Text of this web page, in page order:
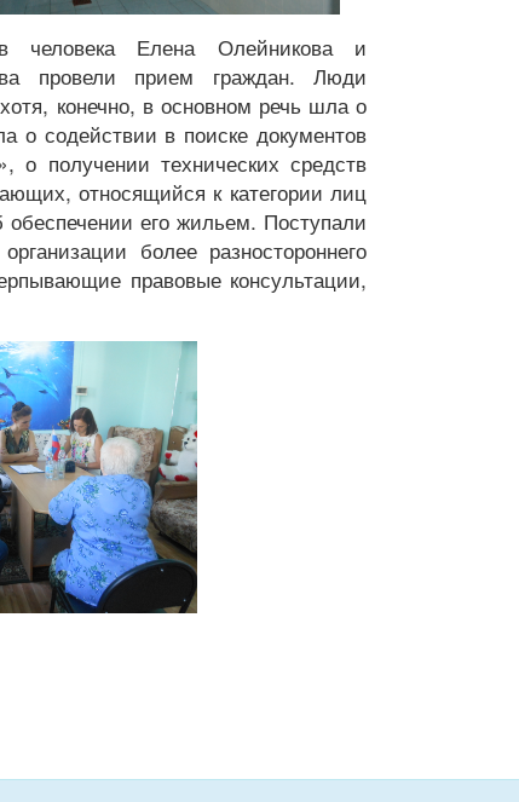
человека Елена Олейникова и
провели прием граждан. Люди
конечно, в основном речь шла о
о содействии в поиске документов
о получении технических средств
относящийся к категории лиц
его жильем. Поступали
более разностороннего
правовые консультации,